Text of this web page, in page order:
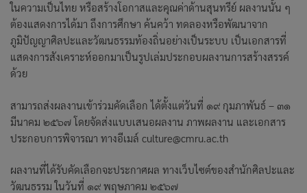
ในความเป็นไทย หรือสร้างโอกาสและคุณค่าด้านสุนทรีย์ ผลงานนั้น ๆ
ต้องแสดงการได้มา ถึงการศึกษา ค้นคว้า ทดลองหรือพัฒนาจาก
ภูมิปัญญาศิลปะและวัฒนธรรมท้องถิ่นอย่างเป็นระบบ เป็นเอกสารที่
แสดงการสังเคราะห์ออกมาเป็นรูปเล่มประกอบผลงานการสร้างสรรค์
ด้วย
สามารถส่งผลงานเข้าร่วมคัดเลือก ได้ตั้งแต่วันที่ ๑๙ กุมภาพันธ์ – ๓๑
มีนาคม ๒๕๖๗ โดยจัดส่งแบบเสนอผลงาน ภาพผลงาน และเอกสาร
ประกอบการพิจารณา ทางอีเมล์ culture@cmru.ac.th
ผลงานที่ได้รับคัดเลือกจะประกาศผล ทางเว็บไซต์ของสำนักศิลปะและ
วัฒนธรรม ในวันที่ ๑๙ พฤษภาคม ๒๕๖๗